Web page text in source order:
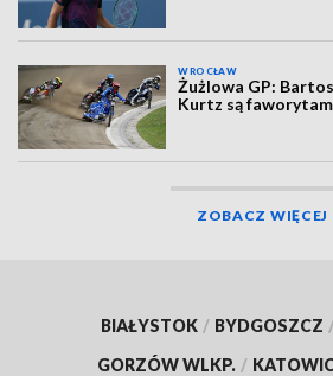
WROCŁAW
Żużlowa GP:
Kurtz są
ZOBACZ WIĘCEJ
BIAŁYSTOK / BYDGOSZCZ
GORZÓW WLKP. /